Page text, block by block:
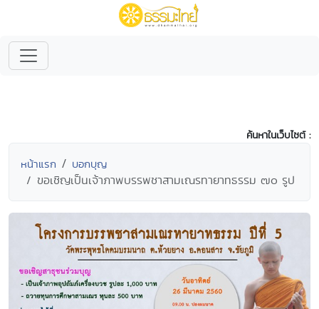
ค้นหาในเว็บไซต์ :
หน้าแรก บอกบุญ
ขอเชิญเป็นเจ้าภาพบรรพชาสามเณรทายาทธรรม ๗๐ รูป